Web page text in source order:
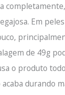
Em
de 49g
o produto
durando